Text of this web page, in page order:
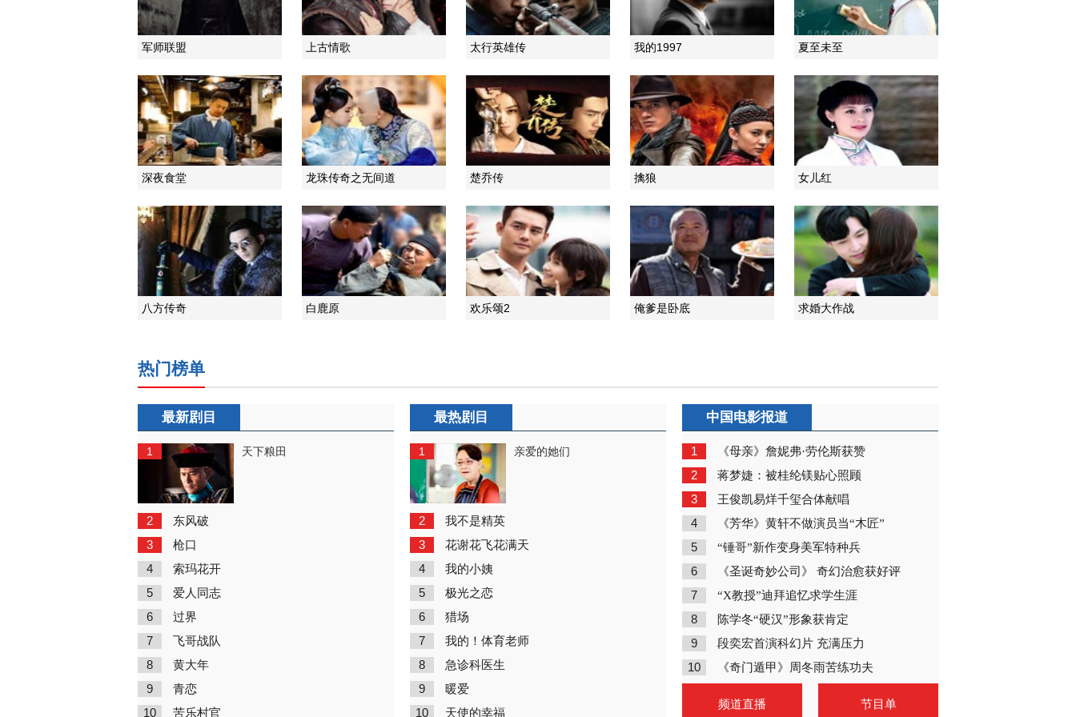
2021-01-24 08:49:59
《电视先锋榜》
2021-01-17 09:50:22
《电视先锋榜》
20210103
2021-01-03 09:17:09
《电视先锋榜》
20201227
2020-12-27 10:03:32
《电视先锋榜》
2020-12-13 10:06:18
《电视先锋榜》
2020-11-29 12:29:05
20201122
2020-11-22 09:47:29
《电视先锋榜》
20201115
军师联盟 上古情歌 太行英雄传 我的1997 夏至未至
深夜食堂 龙珠传奇之无间道 楚乔传 擒狼 女儿红
八方传奇 白鹿原 欢乐颂2 俺爹是卧底 求婚大作战
热门榜单
最新剧目
1 天下粮田
2 东风破
3 枪口
4 索玛花开
5 爱人同志
6 过界
7 飞哥战队
8 黄大年
9 青恋
10 苦乐村官
最热剧目
1 亲爱的她们
2 我不是精英
3 花谢花飞花满天
4 我的小姨
5 极光之恋
6 猎场
7 我的！体育老师
8 急诊科医生
9 暖爱
10 天使的幸福
中国电影报道
1 《母亲》詹妮弗·劳伦斯获赞
2 蒋梦婕：被桂纶镁贴心照顾
3 王俊凯易烊千玺合体献唱
4 《芳华》黄轩不做演员当“木匠”
5 “锤哥”新作变身美军特种兵
6 《圣诞奇妙公司》 奇幻治愈获好评
7 “X教授”迪拜追忆求学生涯
8 陈学冬“硬汉”形象获肯定
9 段奕宏首演科幻片 充满压力
10 《奇门遁甲》周冬雨苦练功夫
频道直播 节目单